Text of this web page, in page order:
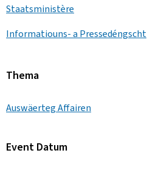
Staatsministère
Informatiouns- a Pressedéngscht
Thema
Auswäerteg Affairen
Event Datum